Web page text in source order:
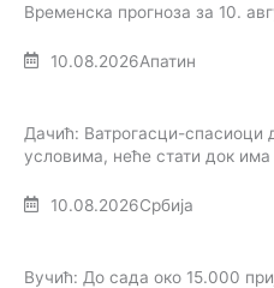
Временска прогноза за 10.
10.08.2026Апатин
Дачић: Ватрoгасци-спасиоци
условима, неће стати док има
10.08.2026Србија
Вучић: До сада око 15.000